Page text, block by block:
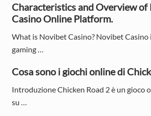
i
d
e
b
a
r
Characteristics and Overview of
Casino Online Platform.
What is Novibet Casino? Novibet Casino
gaming …
Cosa sono i giochi online di
Introduzione Chicken Road 2 è un gioco
su …